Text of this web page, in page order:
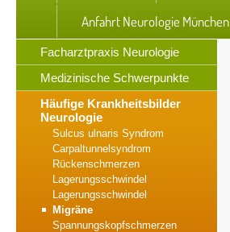
Anfahrt Neurologie München
Facharztpraxis Neurologie
Medizinische Schwerpunkte
Häufige Krankheitsbilder
Neurologie
Sulcus ulnaris Syndrom
Carpaltunnelsyndrom
Rückenschmerzen
Lagerungsschwindel
Lagerungsschwindel
Migräne
Spannungskopfschmerzen